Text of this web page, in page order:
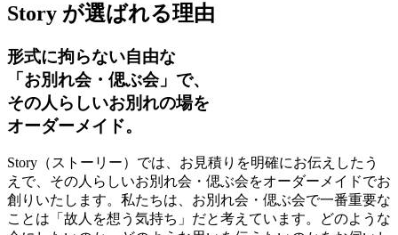
Story が選ばれる理由
形式に拘らない自由な
「お別れ会・偲ぶ会」で、
その人らしいお別れの場を
オーダーメイド。
Story（ストーリー）では、お見積りを明確にお伝えしたう
えで、その人らしいお別れ会・偲ぶ会をオーダーメイドでお
創りいたします。私たちは、お別れ会・偲ぶ会で一番重要な
ことは「故人を想う気持ち」だと考えています。どのような